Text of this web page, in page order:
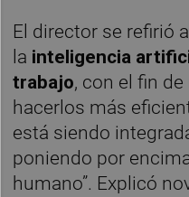
El director se refirió
la inteligencia
trabajo, con el fin
hacerlos más
está siendo
poniendo por
humano”. Explicó